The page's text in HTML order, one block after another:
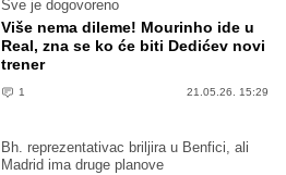
Sve je dogovoreno
Više nema dileme! Mourinho ide u
Real, zna se ko će biti Dedićev novi
trener
1 21.05.26. 15:29
Bh. reprezentativac briljira u Benfici, ali
Madrid ima druge planove